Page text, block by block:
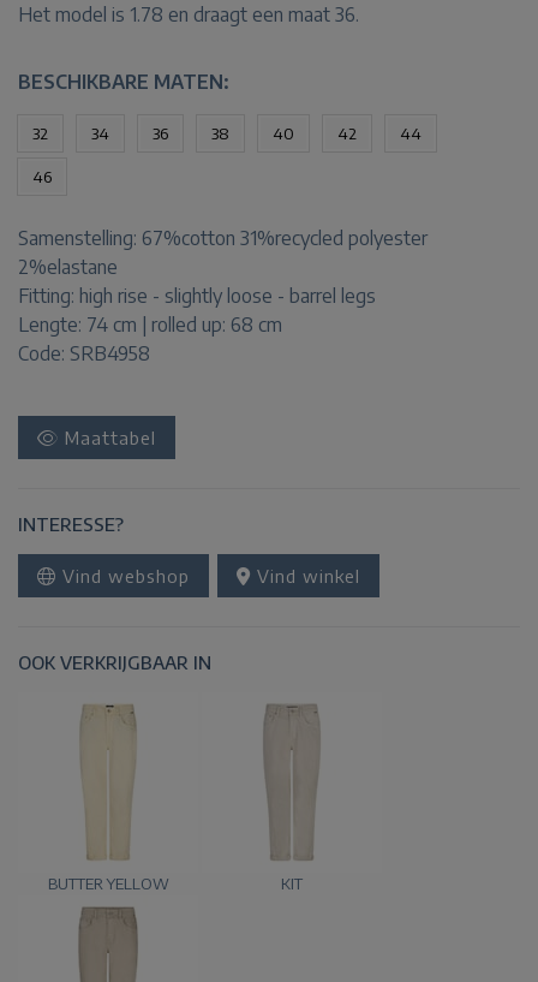
Het model is 1.78 en draagt een maat 36.
BESCHIKBARE MATEN:
32 34 36 38 40 42 44
46
Samenstelling: 67%cotton 31%recycled polyester
2%elastane
Fitting: high rise - slightly loose - barrel legs
Lengte: 74 cm | rolled up: 68 cm
Code: SRB4958
Maattabel
INTERESSE?
Vind webshop Vind winkel
OOK VERKRIJGBAAR IN
BUTTER YELLOW KIT